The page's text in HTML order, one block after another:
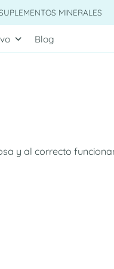
MINERALES
Blog
y al correcto